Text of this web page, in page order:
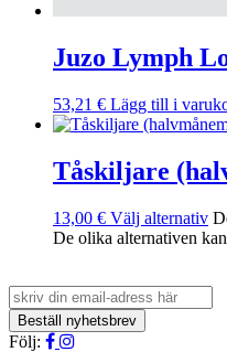
Juzo Lymph
53,21 € Lägg till i
Tåskiljare
13,00 € Välj alternativ
De olika alternativen
Följ: